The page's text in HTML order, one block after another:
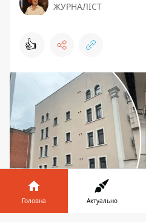
ЖУРНАЛІСТ
👍
Головна Актуально